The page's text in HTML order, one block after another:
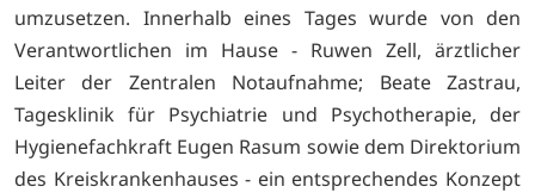
um­zusetzen. Innerhalb eines Tages wurde von den
Verantwortlichen im Hause - Ruwen Zell, ärztlicher
Leiter der Zentralen Notaufnahme; Beate Zastrau,
Tagesklinik für Psy­chiatrie und Psychotherapie, der
Hygienefachkraft Eugen Rasum sowie dem Direkto­rium
des Kreiskrankenhauses - ein entsprechendes Konzept